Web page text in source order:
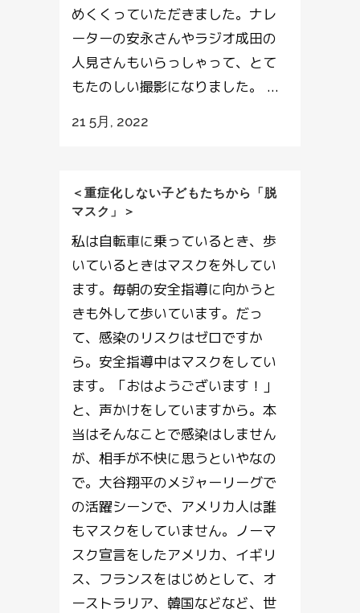
めくくっていただきました。ナレ
ーターの安永さんやラジオ成田の
人見さんもいらっしゃって、とて
もたのしい撮影になりました。 ...
21 5月, 2022
＜重症化しない子どもたちから「脱
マスク」＞
私は自転車に乗っているとき、歩
いているときはマスクを外してい
ます。毎朝の安全指導に向かうと
きも外して歩いています。だっ
て、感染のリスクはゼロですか
ら。安全指導中はマスクをしてい
ます。「おはようございます！」
と、声かけをしていますから。本
当はそんなことで感染はしません
が、相手が不快に思うといやなの
で。大谷翔平のメジャーリーグで
の活躍シーンで、アメリカ人は誰
もマスクをしていません。ノーマ
スク宣言をしたアメリカ、イギリ
ス、フランスをはじめとして、オ
ーストラリア、韓国などなど、世